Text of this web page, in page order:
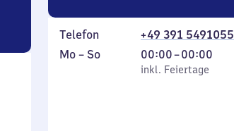
Telefon
+49 391 5491055
Montag
Mo – So,
inkl. Feiertage
00:00–00:00
Von
0
inkl. Feiertage